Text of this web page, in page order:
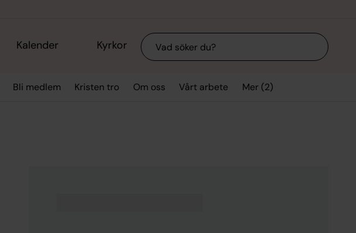
Kalender Kyrkor Sök
Bli medlem Kristen tro Om oss Vårt arbete Mer (2)